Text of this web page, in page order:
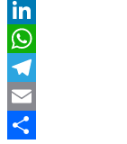
Twitter
LinkedIn
WhatsApp
Telegram
Email